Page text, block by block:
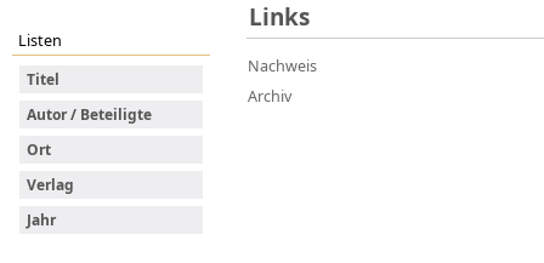
Listen
Titel
Autor / Beteiligte
Ort
Verlag
Jahr
Links
Nachweis
Archiv